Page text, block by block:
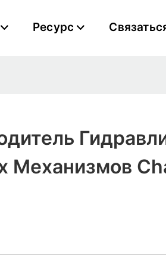
Ресурс
Механизмов